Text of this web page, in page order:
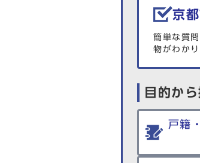
京
簡単な質
物がわかり
目的か
戸籍